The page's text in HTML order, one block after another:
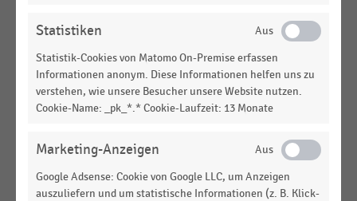
INTERNATIONALER HANDEL
Anzahl der Verkaufsstellen der Spar International
nach Ländern (2015-2021)
INTERNATIONALER HANDEL|STATISTIK
Durchschnittliche Verkaufsfläche pro Markt der
INTERNATIONALER HANDEL
Nettoumsatz (in Euro) von Hennes & Mauritz
(H&M) nach Ländern (2013-2020)
Statistiken
Statistik-Cookies von Matomo On-Premise erfassen
Informationen anonym. Diese Informationen helfen uns zu
verstehen, wie unsere Besucher unsere Website nutzen.
Cookie-Name: _pk_*.* Cookie-Laufzeit: 13 Monate
Marketing-Anzeigen
Google Adsense: Cookie von Google LLC, um Anzeigen
auszuliefern und um statistische Informationen (z. B. Klick-